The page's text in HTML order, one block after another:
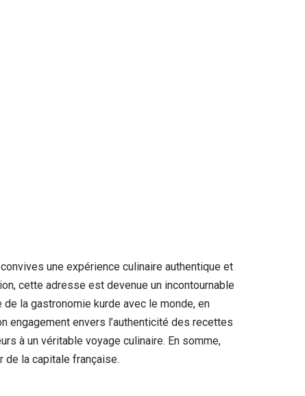
une expérience culinaire authentique et
cette adresse est devenue un incontournable
la gastronomie kurde avec le monde, en
engagement envers l’authenticité des recettes
à un véritable voyage culinaire. En somme,
la capitale française.